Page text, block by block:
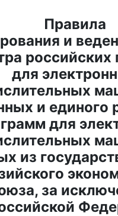
Правила
и
российских
для
и единого
для
из
за